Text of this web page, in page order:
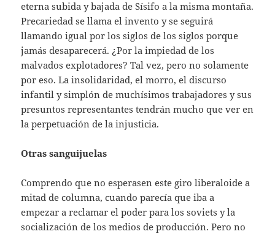
eterna subida y bajada de Sísifo a la misma montaña.
Precariedad se llama el invento y se seguirá
llamando igual por los siglos de los siglos porque
jamás desaparecerá. ¿Por la impiedad de los
malvados explotadores? Tal vez, pero no solamente
por eso. La insolidaridad, el morro, el discurso
infantil y simplón de muchísimos trabajadores y sus
presuntos representantes tendrán mucho que ver en
la perpetuación de la injusticia.
Otras sanguijuelas
Comprendo que no esperasen este giro liberaloide a
mitad de columna, cuando parecía que iba a
empezar a reclamar el poder para los soviets y la
socialización de los medios de producción. Pero no